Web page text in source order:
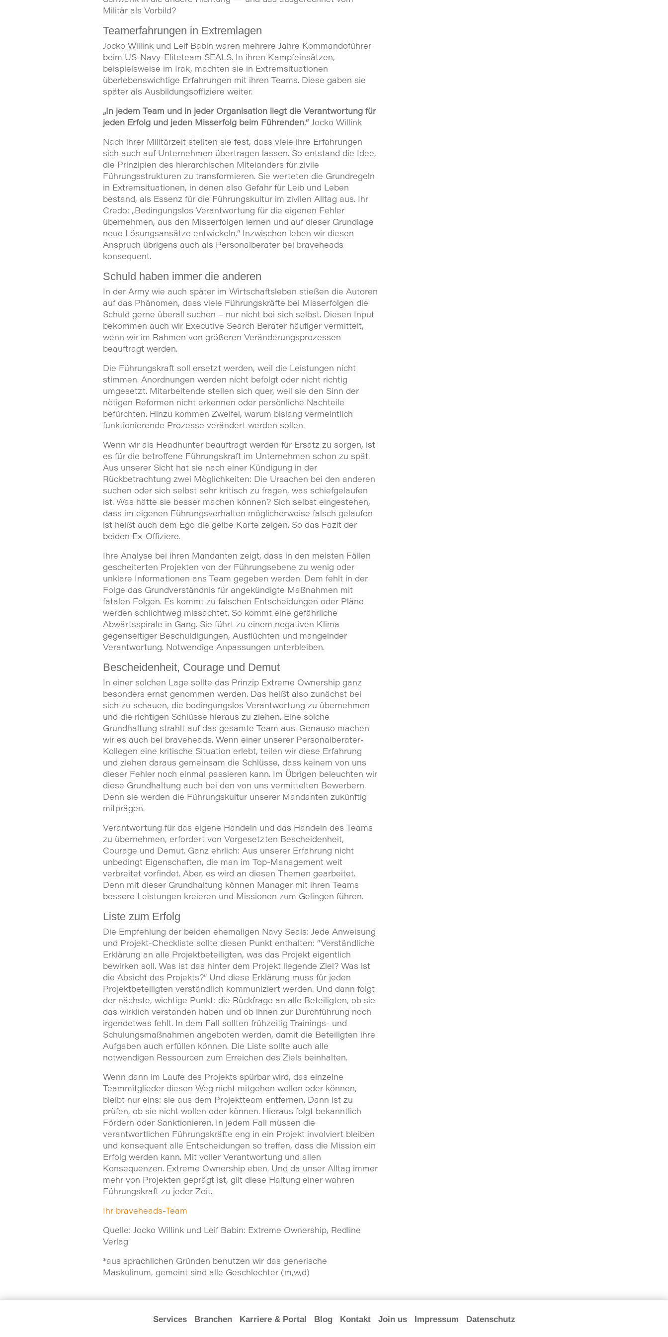
Militär als Vorbild?
Teamerfahrungen in Extremlagen
Jocko Willink und Leif Babin waren mehrere Jahre Kommandoführer
beim US-Navy-Eliteteam SEALS. In ihren Kampfeinsätzen,
beispielsweise im Irak, machten sie in Extremsituationen
überlebenswichtige Erfahrungen mit ihren Teams. Diese gaben sie
später als Ausbildungsoffiziere weiter.
„In jedem Team und in jeder Organisation liegt die Verantwortung für
jeden Erfolg und jeden Misserfolg beim Führenden.“ Jocko Willink
Nach ihrer Militärzeit stellten sie fest, dass viele ihre Erfahrungen
sich auch auf Unternehmen übertragen lassen. So entstand die Idee,
die Prinzipien des hierarchischen Miteianders für zivile
Führungsstrukturen zu transformieren. Sie werteten die Grundregeln
in Extremsituationen, in denen also Gefahr für Leib und Leben
bestand, als Essenz für die Führungskultur im zivilen Alltag aus. Ihr
Credo: „Bedingungslos Verantwortung für die eigenen Fehler
übernehmen, aus den Misserfolgen lernen und auf dieser Grundlage
neue Lösungsansätze entwickeln.“ Inzwischen leben wir diesen
Anspruch übrigens auch als Personalberater bei braveheads
konsequent.
Schuld haben immer die anderen
In der Army wie auch später im Wirtschaftsleben stießen die Autoren
auf das Phänomen, dass viele Führungskräfte bei Misserfolgen die
Schuld gerne überall suchen – nur nicht bei sich selbst. Diesen Input
bekommen auch wir Executive Search Berater häufiger vermittelt,
wenn wir im Rahmen von größeren Veränderungsprozessen
beauftragt werden.
Die Führungskraft soll ersetzt werden, weil die Leistungen nicht
stimmen. Anordnungen werden nicht befolgt oder nicht richtig
umgesetzt. Mitarbeitende stellen sich quer, weil sie den Sinn der
nötigen Reformen nicht erkennen oder persönliche Nachteile
befürchten. Hinzu kommen Zweifel, warum bislang vermeintlich
funktionierende Prozesse verändert werden sollen.
Wenn wir als Headhunter beauftragt werden für Ersatz zu sorgen, ist
es für die betroffene Führungskraft im Unternehmen schon zu spät.
Aus unserer Sicht hat sie nach einer Kündigung in der
Rückbetrachtung zwei Möglichkeiten: Die Ursachen bei den anderen
suchen oder sich selbst sehr kritisch zu fragen, was schiefgelaufen
ist. Was hätte sie besser machen können? Sich selbst eingestehen,
dass im eigenen Führungsverhalten möglicherweise falsch gelaufen
ist heißt auch dem Ego die gelbe Karte zeigen. So das Fazit der
beiden Ex-Offiziere.
Ihre Analyse bei ihren Mandanten zeigt, dass in den meisten Fällen
gescheiterten Projekten von der Führungsebene zu wenig oder
unklare Informationen ans Team gegeben werden. Dem fehlt in der
Folge das Grundverständnis für angekündigte Maßnahmen mit
fatalen Folgen. Es kommt zu falschen Entscheidungen oder Pläne
werden schlichtweg missachtet. So kommt eine gefährliche
Abwärtsspirale in Gang. Sie führt zu einem negativen Klima
gegenseitiger Beschuldigungen, Ausflüchten und mangelnder
Verantwortung. Notwendige Anpassungen unterbleiben.
Bescheidenheit, Courage und Demut
In einer solchen Lage sollte das Prinzip Extreme Ownership ganz
besonders ernst genommen werden. Das heißt also zunächst bei
sich zu schauen, die bedingungslos Verantwortung zu übernehmen
und die richtigen Schlüsse hieraus zu ziehen. Eine solche
Grundhaltung strahlt auf das gesamte Team aus. Genauso machen
wir es auch bei braveheads. Wenn einer unserer Personalberater-
Kollegen eine kritische Situation erlebt, teilen wir diese Erfahrung
und ziehen daraus gemeinsam die Schlüsse, dass keinem von uns
dieser Fehler noch einmal passieren kann. Im Übrigen beleuchten wir
diese Grundhaltung auch bei den von uns vermittelten Bewerbern.
Denn sie werden die Führungskultur unserer Mandanten zukünftig
mitprägen.
Verantwortung für das eigene Handeln und das Handeln des Teams
zu übernehmen, erfordert von Vorgesetzten Bescheidenheit,
Courage und Demut. Ganz ehrlich: Aus unserer Erfahrung nicht
unbedingt Eigenschaften, die man im Top-Management weit
verbreitet vorfindet. Aber, es wird an diesen Themen gearbeitet.
Denn mit dieser Grundhaltung können Manager mit ihren Teams
bessere Leistungen kreieren und Missionen zum Gelingen führen.
Liste zum Erfolg
Die Empfehlung der beiden ehemaligen Navy Seals: Jede Anweisung
und Projekt-Checkliste sollte diesen Punkt enthalten: “Verständliche
Erklärung an alle Projektbeteiligten, was das Projekt eigentlich
bewirken soll. Was ist das hinter dem Projekt liegende Ziel? Was ist
die Absicht des Projekts?” Und diese Erklärung muss für jeden
Projektbeteiligten verständlich kommuniziert werden. Und dann folgt
der nächste, wichtige Punkt: die Rückfrage an alle Beteiligten, ob sie
das wirklich verstanden haben und ob ihnen zur Durchführung noch
irgendetwas fehlt. In dem Fall sollten frühzeitig Trainings- und
Schulungsmaßnahmen angeboten werden, damit die Beteiligten ihre
Aufgaben auch erfüllen können. Die Liste sollte auch alle
notwendigen Ressourcen zum Erreichen des Ziels beinhalten.
Wenn dann im Laufe des Projekts spürbar wird, das einzelne
Teammitglieder diesen Weg nicht mitgehen wollen oder können,
bleibt nur eins: sie aus dem Projektteam entfernen. Dann ist zu
prüfen, ob sie nicht wollen oder können. Hieraus folgt bekanntlich
Fördern oder Sanktionieren. In jedem Fall müssen die
verantwortlichen Führungskräfte eng in ein Projekt involviert bleiben
und konsequent alle Entscheidungen so treffen, dass die Mission ein
Erfolg werden kann. Mit voller Verantwortung und allen
Konsequenzen. Extreme Ownership eben. Und da unser Alltag immer
mehr von Projekten geprägt ist, gilt diese Haltung einer wahren
Führungskraft zu jeder Zeit.
Ihr braveheads-Team
Quelle: Jocko Willink und Leif Babin: Extreme Ownership, Redline
Verlag
*aus sprachlichen Gründen benutzen wir das generische
Maskulinum, gemeint sind alle Geschlechter (m,w,d)
Services Branchen Karriere & Portal Blog Kontakt Join us Impressum Datenschutz